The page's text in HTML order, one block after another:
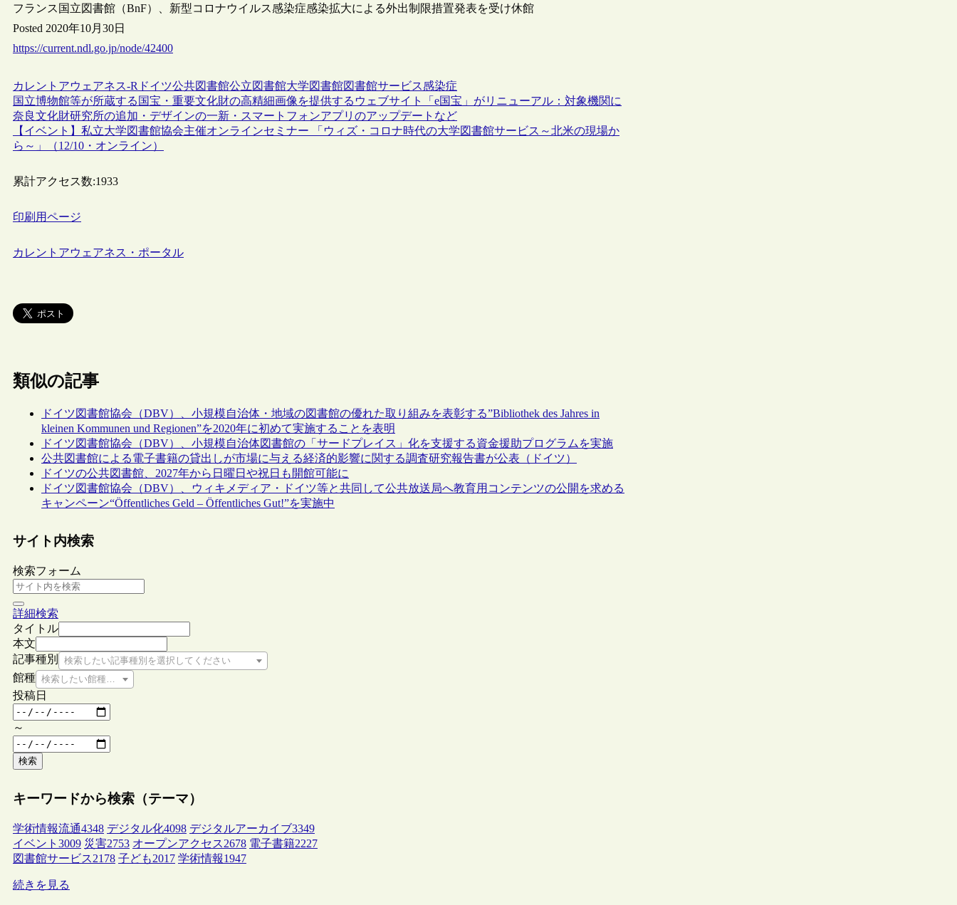
フランス国立図書館（BnF）、新型コロナウイルス感染症感染拡大による外出制限措置発表を受け休館
Posted 2020年10月30日
https://current.ndl.go.jp/node/42400
カレントアウェアネス-R ドイツ公共図書館公立図書館大学図書館図書館サービス感染症
国立博物館等が所蔵する国宝・重要文化財の高精細画像を提供するウェブサイト「e国宝」がリニューアル：対象機関に
奈良文化財研究所の追加・デザインの一新・スマートフォンアプリのアップデートなど
【イベント】私立大学図書館協会主催オンラインセミナー 「ウィズ・コロナ時代の大学図書館サービス～北米の現場か
ら～」（12/10・オンライン）
累計アクセス数:1933
印刷用ページ
カレントアウェアネス・ポータル
類似の記事
ドイツ図書館協会（DBV）、小規模自治体・地域の図書館の優れた取り組みを表彰する”Bibliothek des Jahres in
kleinen Kommunen und Regionen”を2020年に初めて実施することを表明
ドイツ図書館協会（DBV）、小規模自治体図書館の「サードプレイス」化を支援する資金援助プログラムを実施
公共図書館による電子書籍の貸出しが市場に与える経済的影響に関する調査研究報告書が公表（ドイツ）
ドイツの公共図書館、2027年から日曜日や祝日も開館可能に
ドイツ図書館協会（DBV）、ウィキメディア・ドイツ等と共同して公共放送局へ教育用コンテンツの公開を求める
キャンペーン“Öffentliches Geld – Öffentliches Gut!”を実施中
サイト内検索
検索フォーム
詳細検索
タイトル
本文
記事種別
検索したい記事種別を選択してください
館種 検索したい館種を選択してください
投稿日
～
検索
キーワードから検索（テーマ）
学術情報流通4348 デジタル化4098 デジタルアーカイブ3349
イベント 3009 災害2753 オープンアクセス2678 電子書籍2227
図書館サービス2178 子ども2017 学術情報1947
続きを見る